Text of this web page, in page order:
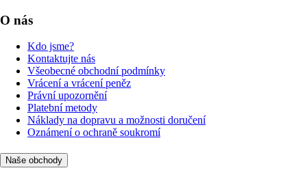
O nás
Kdo jsme?
Kontaktujte nás
Všeobecné obchodní podmínky
Vrácení a vrácení peněz
Právní upozornění
Platební metody
Náklady na dopravu a možnosti doručení
Oznámení o ochraně soukromí
Naše obchody